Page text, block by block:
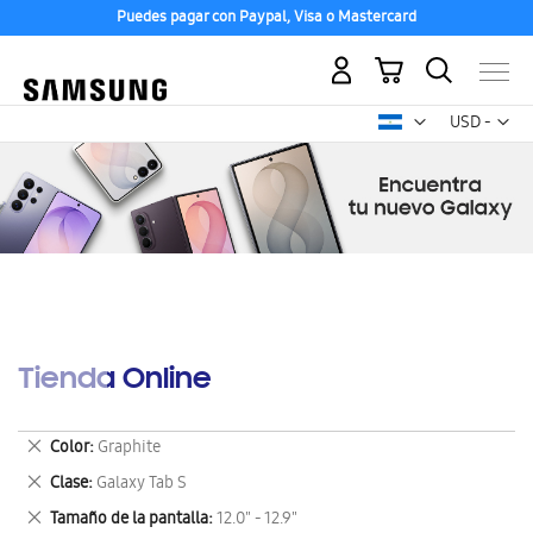
Puedes pagar con Paypal, Visa o Mastercard
USD -
dólar
Mi carrito
Tienda Online
Color Graphite
Eliminar
este
artículo
Clase Galaxy Tab S
Eliminar
este
Tamaño de la pantalla 12.0" - 12.9"
Eliminar